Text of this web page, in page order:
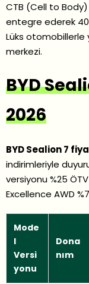
CTB (Cell to
entegre ederek
Lüks otomobillerle
merkezi.
BYD
2026
BYD Sealion 7
indirimleriyle
versiyonu %25
Excellence AWD
Mode
l
Versi
yonu
Dona
nım